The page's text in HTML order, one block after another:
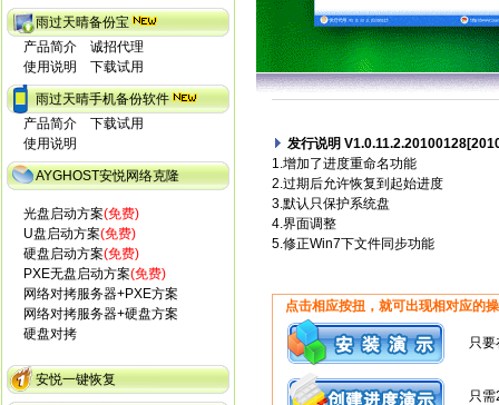
雨过天晴备份宝
产品简介
诚招代理
使用说明
下载试用
雨过天晴手机备份软件
产品简介
下载试用
使用说明
AYGHOST安悦网络克隆
光盘启动方案(免费)
U盘启动方案(免费)
硬盘启动方案(免费)
PXE无盘启动方案(免费)
网络对拷服务器+PXE方案
网络对拷服务器+硬盘方案
硬盘对拷
安悦一键恢复
发行说明
1.增加了进度重命名功能
2.过期后允许恢复到起始进度
3.默认只保护系统盘
4.界面调整
5.修正Win7下文件同步功能
点击相应按扭，就可出现相对应的
只
只